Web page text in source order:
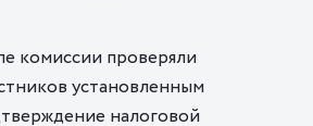
комиссии проверяли
установленным
налоговой